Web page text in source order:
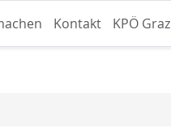
Kontakt KPÖ Graz